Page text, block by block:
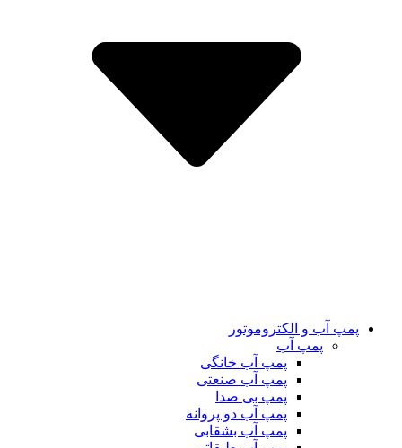
پمپ آب و الکتروموتور
پمپ آب
پمپ آب خانگی
پمپ آب صنعتی
پمپ بی صدا
پمپ آب دو پروانه
پمپ آب بشقابی